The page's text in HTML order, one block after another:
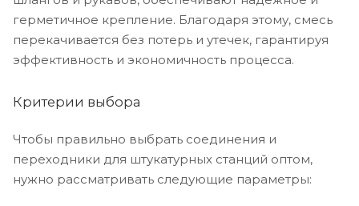
герметичное крепление. Благодаря этому, смесь
перекачивается без потерь и утечек, гарантируя
эффективность и экономичность процесса.
Критерии выбора
Чтобы правильно выбрать соединения и
переходники для штукатурных станций оптом,
нужно рассматривать следующие параметры: